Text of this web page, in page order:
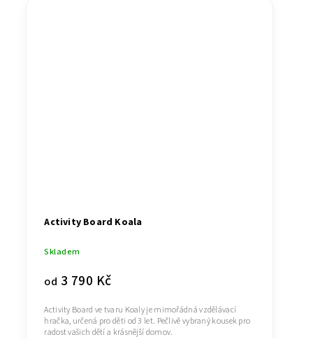
Activity Board Koala
Skladem
od 3 790 Kč
Activity Board ve tvaru Koaly je mimořádná vzdělávací
hračka, určená pro děti od 3 let. Pečlivě vybraný kousek pro
radost vašich dětí a krásnější domov.